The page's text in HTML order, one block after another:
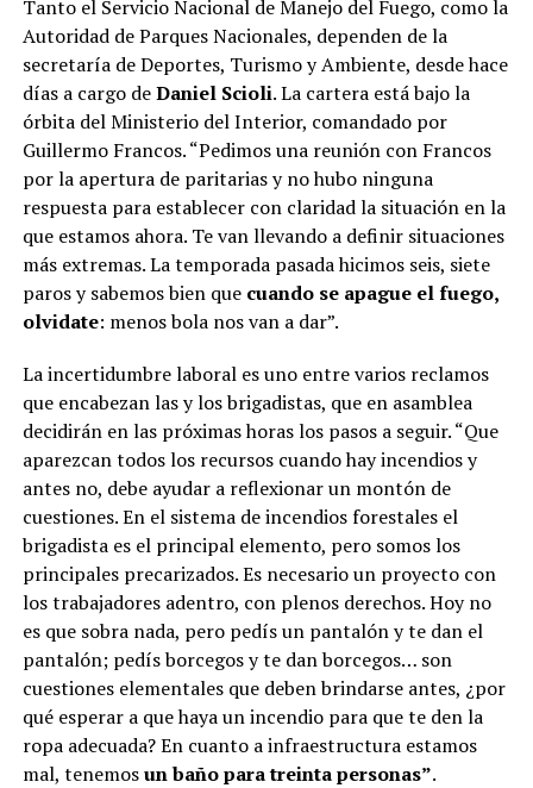
Tanto el Servicio Nacional de Manejo del Fuego, como la
Autoridad de Parques Nacionales, dependen de la
secretaría de Deportes, Turismo y Ambiente, desde hace
días a cargo deDaniel Scioli. La cartera está bajo la
órbita del Ministerio del Interior, comandado por
Guillermo Francos. “Pedimos una reunión con Francos
por la apertura de paritarias y no hubo ninguna
respuesta para establecer con claridad la situación en la
que estamos ahora. Te van llevando a definir situaciones
más extremas. La temporada pasada hicimos seis, siete
paros y sabemos bien que cuando se apague el fuego,
olvidate: menos bola nos van a dar”.
La incertidumbre laboral es uno entre varios reclamos
que encabezan las y los brigadistas, que en asamblea
decidirán en las próximas horas los pasos a seguir. “Que
aparezcan todos los recursos cuando hay incendios y
antes no, debe ayudar a reflexionar un montón de
cuestiones. En el sistema de incendios forestales el
brigadista es el principal elemento, pero somos los
principales precarizados. Es necesario un proyecto con
los trabajadores adentro, con plenos derechos. Hoy no
es que sobra nada, pero pedís un pantalón y te dan el
pantalón; pedís borcegos y te dan borcegos… son
cuestiones elementales que deben brindarse antes, ¿por
qué esperar a que haya un incendio para que te den la
ropa adecuada? En cuanto a infraestructura estamos
mal, tenemosun baño para treinta personas”.